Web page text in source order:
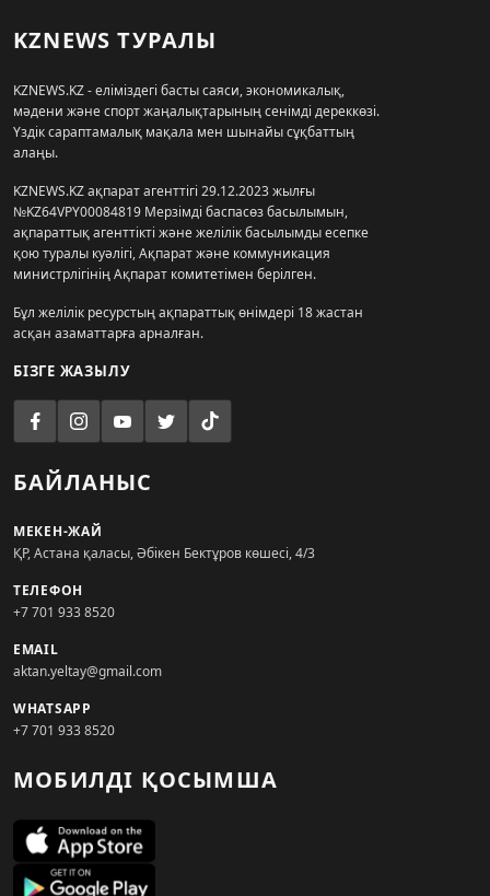
KZNEWS ТУРАЛЫ
KZNEWS.KZ - еліміздегі басты саяси, экономикалық,
мәдени және спорт жаңалықтарының сенімді дереккөзі.
Үздік сараптамалық мақала мен шынайы сұқбаттың
алаңы.
KZNEWS.KZ ақпарат агенттігі 29.12.2023 жылғы
№KZ64VPY00084819 Мерзімді баспасөз басылымын,
ақпараттық агенттікті және желілік басылымды есепке
қою туралы куәлігі, Ақпарат және коммуникация
министрлігінің Ақпарат комитетімен берілген.
Бұл желілік ресурстың ақпараттық өнімдері 18 жастан
асқан азаматтарға арналған.
БІЗГЕ ЖАЗЫЛУ
БАЙЛАНЫС
МЕКЕН-ЖАЙ
ҚР, Астана қаласы, Әбікен Бектұров көшесі, 4/3
ТЕЛЕФОН
+7 701 933 8520
EMAIL
aktan.yeltay@gmail.com
WHATSAPP
+7 701 933 8520
МОБИЛДІ ҚОСЫМША